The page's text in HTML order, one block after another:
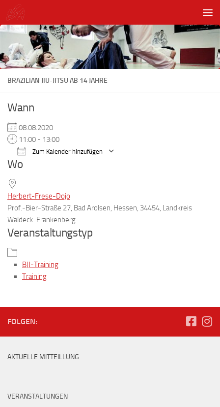
Unter dem Inhalt
BRAZILIAN JIU-JITSU AB 14 JAHRE
Wann
08.08.2020
11:00 - 13:00
Zum Kalender hinzufügen
Wo
Herbert-Frese-Dojo
Prof.-Bier-Straße 27, Bad Arolsen, Hessen, 34454, Landkreis
Waldeck-Frankenberg
Veranstaltungstyp
BJJ-Training
Training
FOLGEN:
AKTUELLE MITTEILLUNG
VERANSTALTUNGEN